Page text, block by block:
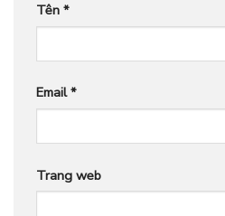
Tên *
Email*
Trang web